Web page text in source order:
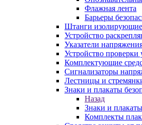
Флажная лента
Барьеры
Штанги изолирующие
Устройство
Указатели
Устройство проверки
Комплектующие
Сигнализаторы
Лестницы и
Знаки и плакаты
Назад
Знаки и
Комплекты